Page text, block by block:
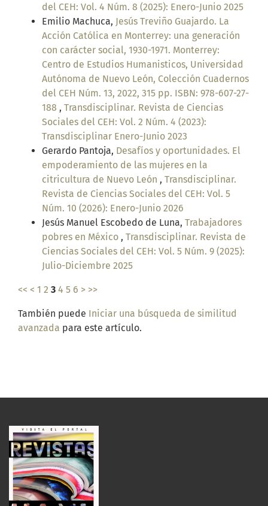
del CEH: Vol. 4 Núm. 8 (2025): Enero-Junio 2025
Emilio Machuca, Jesús Treviño Guajardo. La
Acción Católica en Monterrey: una generación
con carácter social, 1930-1971. Monterrey:
Centro de Estudios Humanisticos, Universidad
Autónoma de Nuevo León, Colección Cuadernos
del CEH Núm. 13, 2022, 315 pp. ISBN: 978-607-27-
188 , Transdisciplinar. Revista de Ciencias
Sociales del CEH: Vol. 2 Núm. 4 (2023):
Transdisciplinar Enero-Junio 2023
Gerardo Pantoja, Desafíos y oportunidades. El
empoderamiento de las mujeres en la
citricultura de Nuevo León , Transdisciplinar.
Revista de Ciencias Sociales del CEH: Vol. 5
Núm. 10 (2026): Enero-Junio 2026
Jesús Manuel Escobedo de Luna, Trabajadores
pobres en México , Transdisciplinar. Revista de
Ciencias Sociales del CEH: Vol. 5 Núm. 9 (2025):
Julio-Diciembre 2025
<< < 1 2 3 4 5 6 > >>
También puede Iniciar una búsqueda de similitud
avanzada para este artículo.